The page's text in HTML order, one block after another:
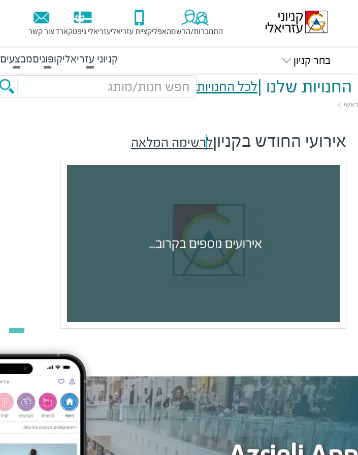
התחברות/הרשמהאפליקציית עזריאליעזריאלי גיפטקארדצור קשר
בחר קניון קניוני עזריאליקופוניםמבצעים
החנויות שלנו |לכל החנויות חפש חנות/מותג
ראשי
אירועי החודש בקניוןלרשימה המלאה